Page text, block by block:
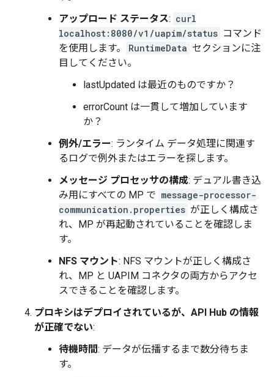
アップロード ステータス: curl
localhost:8080/v1/uapim/status コマンド
を使用します。
RuntimeData セクションに注
目してください。
lastUpdated は最近のものですか？
errorCount は一貫して増加しています
か？
例外/エラー: ランタイム データ処理に関連す
るログで例外またはエラーを探します。
メッセージ プロセッサの構成: デュアル書き込
み用にすべての MP で message-processor-
communication.properties が正しく構成さ
れ、MP が再起動されていることを確認しま
す。
NFS マウント: NFS マウントが正しく構成さ
れ、MP と UAPIM コネクタの両方からアクセ
スできることを確認します。
プロキシはデプロイされているが、API Hub の情報
が正確でない:
待機時間: データが伝播するまで数分待ちま
す。